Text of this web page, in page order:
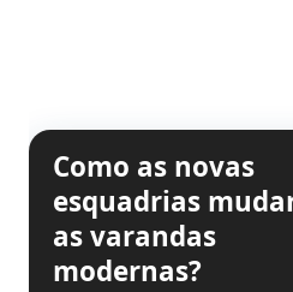
Como as novas
esquadrias
as varandas
modernas?